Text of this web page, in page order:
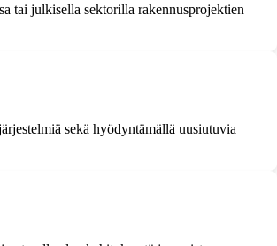
tai julkisella sektorilla rakennusprojektien
sekä hyödyntämällä uusiutuvia